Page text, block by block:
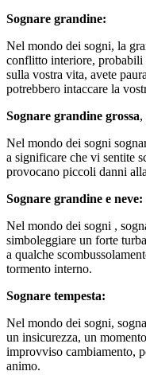
Sognare grandine:
Nel mondo dei sogni, la
conflitto interiore, probabili
sulla vostra vita, avete
potrebbero intaccare la
Sognare grandine grossa,
Nel mondo dei sogni
a significare che vi sentite
provocano piccoli danni
Sognare grandine e neve:
Nel mondo dei sogni ,
simboleggiare un forte
a qualche
tormento interno.
Sognare tempesta:
Nel mondo dei sogni,
un insicurezza, un
improvviso cambiamento,
animo.